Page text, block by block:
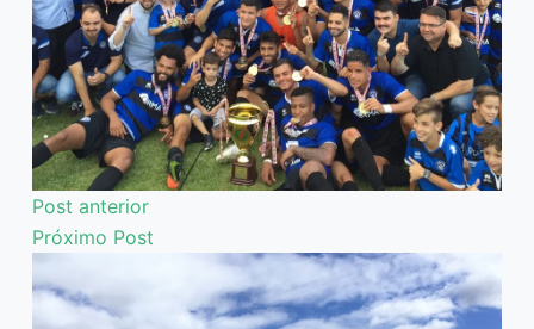
Post anterior
Próximo Post